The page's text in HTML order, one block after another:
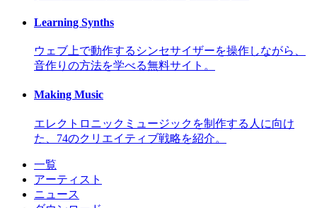
Learning Synths
ウェブ上で動作するシンセサイザーを操作しながら、
音作りの方法を学べる無料サイト。
Making Music
エレクトロニックミュージックを制作する人に向け
た、74のクリエイティブ戦略を紹介。
一覧
アーティスト
ニュース